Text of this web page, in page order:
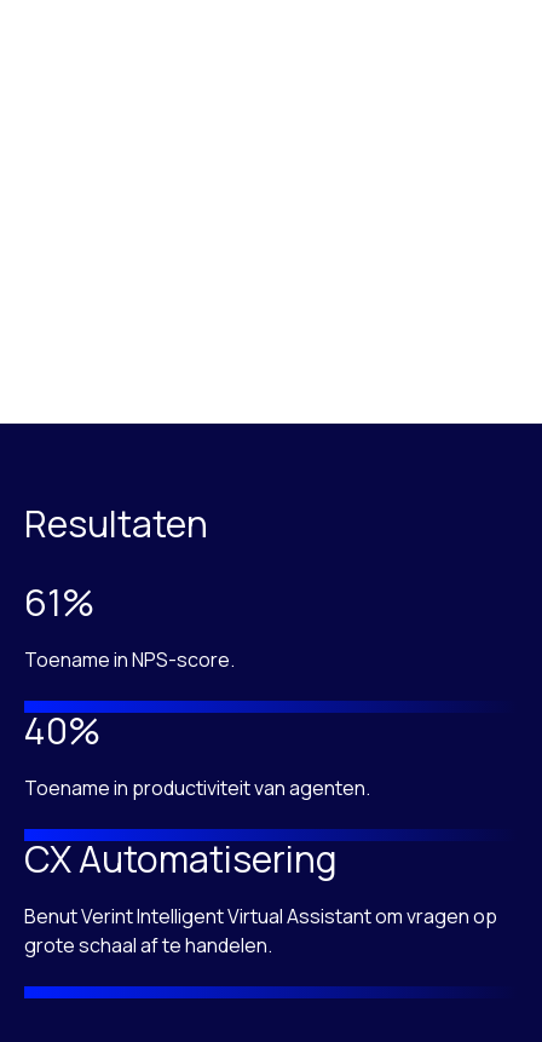
Resultaten
61%
Toename in NPS-score.
40%
Toename in productiviteit van agenten.
CX Automatisering
Benut Verint Intelligent Virtual Assistant om vragen op
grote schaal af te handelen.